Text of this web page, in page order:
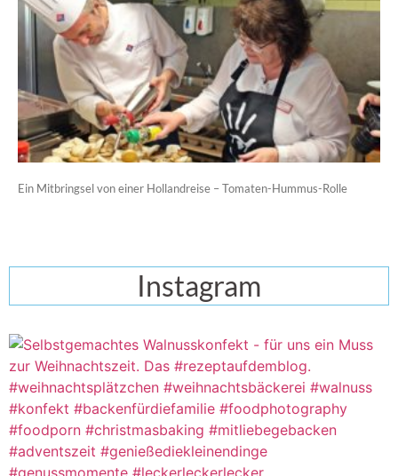
Ein Mitbringsel von einer Hollandreise – Tomaten-Hummus-Rolle
Instagram